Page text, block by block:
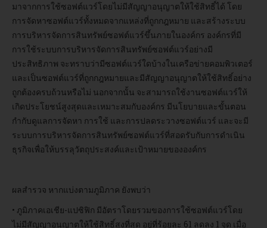
มาจากการใช้ซอฟต์แวร์โดยไม่มีสัญญาอนุญาตให้ใช้สิทธิ์ได้ โดย
การจัดหาซอฟต์แวร์ทั้งหมดจากแหล่งที่ถูกกฎหมาย และสร้างระบบ
การบริหารจัดการสินทรัพย์ซอฟต์แวร์ขึ้นภายในองค์กร องค์กรที่มี
การใช้ระบบการบริหารจัดการสินทรัพย์ซอฟต์แวร์อย่างมี
ประสิทธิภาพ จะทราบว่ามีซอฟต์แวร์ใดบ้างในเครือข่ายคอมพิวเตอร์
และเป็นซอฟต์แวร์ที่ถูกกฎหมายและมีสัญญาอนุญาตให้ใช้สิทธิ์อย่าง
ถูกต้องครบถ้วนหรือไม่ นอกจากนั้น จะสามารถใช้งานซอฟต์แวร์ให้
เกิดประโยชน์สูงสุดและเหมาะสมกับองค์กร มีนโยบายและขั้นตอน
กำกับดูแลการจัดหา การใช้ และการปลดระวางซอฟต์แวร์ และจะมี
ระบบการบริหารจัดการสินทรัพย์ซอฟต์แวร์ที่สอดรับกับการดำเนิน
ธุรกิจเพื่อให้บรรลุวัตถุประสงค์และเป้าหมายขององค์กร
ผลสำรวจ หากแบ่งตามภูมิภาค ยังพบว่า
• ภูมิภาคเอเชีย-แปซิฟิก มีอัตราโดยรวมของการใช้ซอฟต์แวร์โดย
ไม่มีสัญญาอนุญาตให้ใช้สิทธิ์สูงที่สุด อยู่ที่ร้อยละ 61 ลดลง 1 จุด เมื่อ